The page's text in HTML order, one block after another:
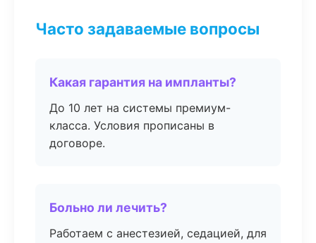
Часто задаваемые вопросы
Какая гарантия на импланты?
До 10 лет на системы премиум-
класса. Условия прописаны в
договоре.
Больно ли лечить?
Работаем с анестезией, седацией, для